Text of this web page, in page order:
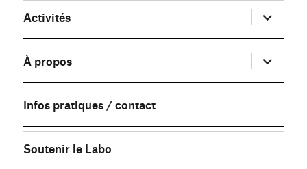
Activités ouvrir
le
sous-
menu
À propos
ouvrir
le
sous-
menu
Infos pratiques / contact
Soutenir le Labo